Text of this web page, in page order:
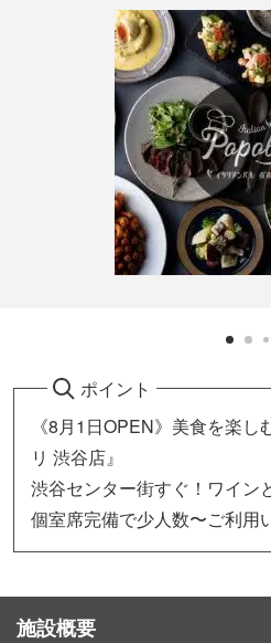
ポイント
《8月1日OPEN》美食を楽
リ 渋谷店』
渋谷センター街すぐ！ワイン
個室席完備で少人数〜ご利用
施設概要